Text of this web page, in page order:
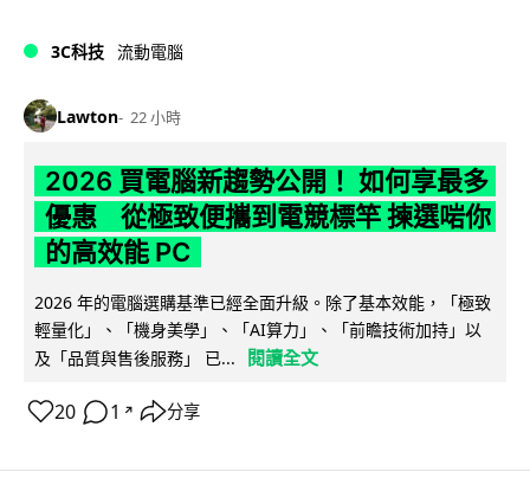
3C科技 流動電腦
Lawton 22 小時
2026 買電腦新趨勢公開！ 如何享最多
優惠 從極致便攜到電競標竿 揀選啱你
的高效能 PC
2026 年的電腦選購基準已經全面升級。除了基本效能，「極致
輕量化」、「機身美學」、「AI算力」、「前瞻技術加持」以
及「品質與售後服務」 已...
閱讀全文
20 1 ↗ 分享